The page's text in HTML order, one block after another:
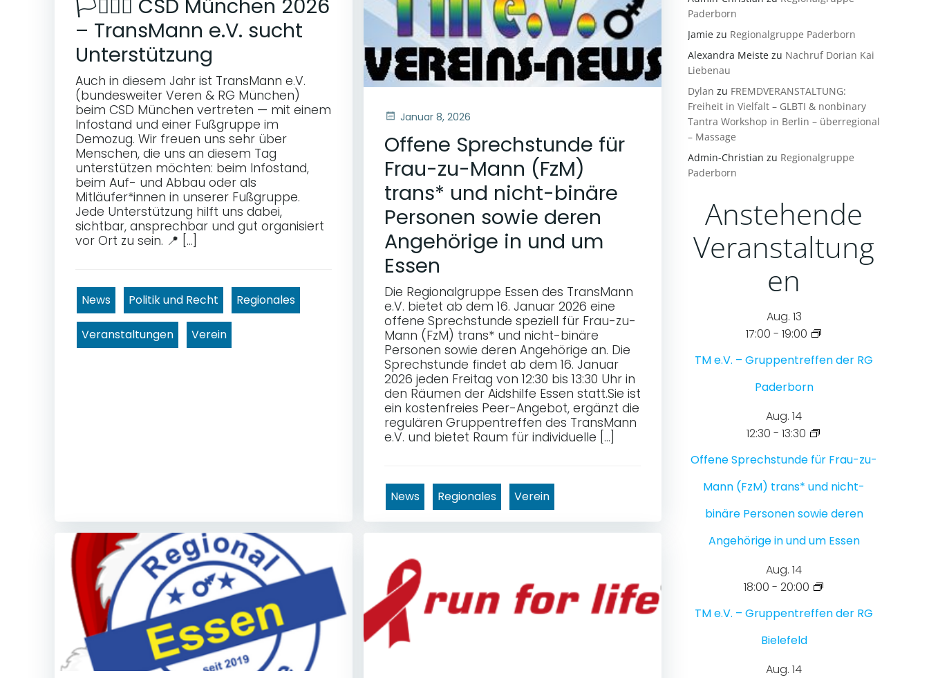
🏳️‍⚧️🏳️‍🌈 CSD München 2026
– TransMann e.V. sucht
Unterstützung
Auch in diesem Jahr ist TransMann e.V.
(bundesweiter Veren & RG München)
beim CSD München vertreten — mit einem
Infostand und einer Fußgruppe im
Demozug. Wir freuen uns sehr über
Menschen, die uns an diesem Tag
unterstützen möchten: beim Infostand,
beim Auf- und Abbau oder als
Mitläufer*innen in unserer Fußgruppe.
Jede Unterstützung hilft uns dabei,
sichtbar, ansprechbar und gut organisiert
vor Ort zu sein. 📍 […]
News Politik und Recht Regionales
Veranstaltungen Verein
Januar 8, 2026
Offene Sprechstunde für
Frau-zu-Mann (FzM)
trans* und nicht-binäre
Personen sowie deren
Angehörige in und um
Essen
Die Regionalgruppe Essen des TransMann
e.V. bietet ab dem 16. Januar 2026 eine
offene Sprechstunde speziell für Frau-zu-
Mann (FzM) trans* und nicht-binäre
Personen sowie deren Angehörige an. Die
Sprechstunde findet ab dem 16. Januar
2026 jeden Freitag von 12:30 bis 13:30 Uhr in
den Räumen der Aidshilfe Essen statt.Sie ist
ein kostenfreies Peer-Angebot, ergänzt die
regulären Gruppentreffen des TransMann
e.V. und bietet Raum für individuelle […]
News Regionales Verein
Paderborn
Jamie zu Regionalgruppe Paderborn
Alexandra Meiste zu Nachruf Dorian Kai
Liebenau
Dylan zu FREMDVERANSTALTUNG:
Freiheit in Vielfalt – GLBTI & nonbinary
Tantra Workshop in Berlin – überregional
– Massage
Admin-Christian zu Regionalgruppe
Paderborn
Anstehende
Veranstaltung
en
Aug. 13
17:00 - 19:00
TM e.V. – Gruppentreffen der RG
Paderborn
Aug. 14
12:30 - 13:30
Offene Sprechstunde für Frau-zu-
Mann (FzM) trans* und nicht-
binäre Personen sowie deren
Angehörige in und um Essen
Aug. 14
18:00 - 20:00
TM e.V. – Gruppentreffen der RG
Bielefeld
Aug. 14